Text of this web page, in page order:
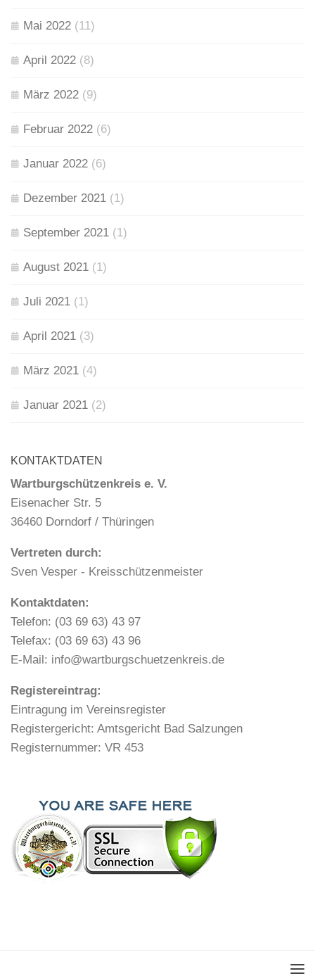
Mai 2022 (11)
April 2022 (8)
März 2022 (9)
Februar 2022 (6)
Januar 2022 (6)
Dezember 2021 (1)
September 2021 (1)
August 2021 (1)
Juli 2021 (1)
April 2021 (3)
März 2021 (4)
Januar 2021 (2)
KONTAKTDATEN
Wartburgschützenkreis e. V.
Eisenacher Str. 5
36460 Dorndorf / Thüringen
Vertreten durch:
Sven Vesper - Kreisschützenmeister
Kontaktdaten:
Telefon: (03 69 63) 43 97
Telefax: (03 69 63) 43 96
E-Mail: info@wartburgschuetzenkreis.de
Registereintrag:
Eintragung im Vereinsregister
Registergericht: Amtsgericht Bad Salzungen
Registernummer: VR 453